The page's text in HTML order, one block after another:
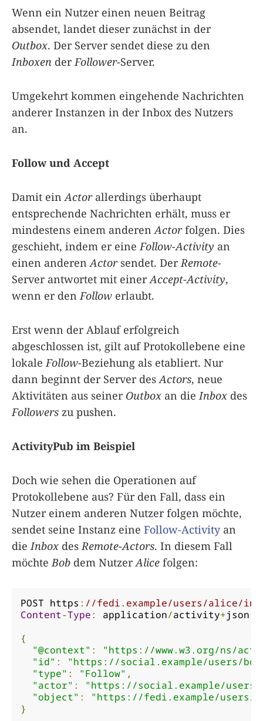
Wenn ein Nutzer einen neuen Beitrag
absendet, landet dieser zunächst in der
Outbox. Der Server sendet diese zu den
Inboxen der Follower-Server.
Umgekehrt kommen eingehende Nachrichten
anderer Instanzen in der Inbox des Nutzers
an.
Follow und Accept
Damit ein Actorallerdings überhaupt
entsprechende Nachrichten erhält, muss er
mindestens einem anderen Actorfolgen. Dies
geschieht, indem er eine Follow-Activity an
einen anderen Actorsendet. Der Remote-
Server antwortet mit einerAccept-Activity,
wenn er den Follow erlaubt.
Erst wenn der Ablauf erfolgreich
abgeschlossen ist, gilt auf Protokollebene eine
lokale Follow-Beziehung als etabliert. Nur
dann beginnt der Server des Actors, neue
Aktivitäten aus seiner Outbox an die Inbox des
Followers zu pushen.
ActivityPub im Beispiel
Doch wie sehen die Operationen auf
Protokollebene aus? Für den Fall, dass ein
Nutzer einem anderen Nutzer folgen möchte,
sendet seine Instanz eine Follow-Activity an
die Inbox des Remote-Actors. In diesem Fall
möchte Bob dem NutzerAlice folgen:
POST https : //fedi.example/users/alice/
Content-Type: application/activity+json
{
"@context" :
"https://www.w3.org/ns/
"id" :
"https://social.example/users/
"type" : "Follow" ,
"actor" :
"https://social.example/users/
"object" :
"https://fedi.example/users/
}